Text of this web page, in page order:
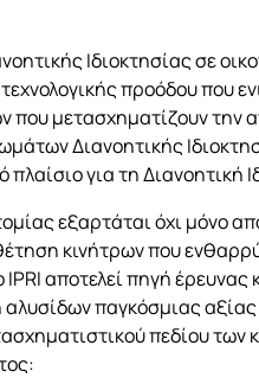
Ιδιοκτησίας σε
προόδου που
που μετασχηματίζουν την
Διανοητικής
για τη Διανοητική
εξαρτάται όχι μόνο
κινήτρων που
αποτελεί πηγή
παγκόσμιας
πεδίου